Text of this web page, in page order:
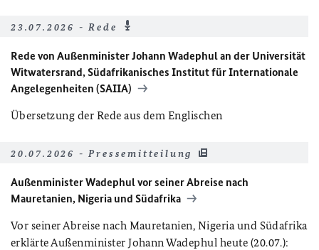
23.07.2026 - Rede
Rede von Außenminister Johann Wadephul an der Universität
Witwatersrand, Südafrikanisches Institut für Internationale
Angelegenheiten (SAIIA)
Übersetzung der Rede aus dem Englischen
20.07.2026 - Pressemitteilung
Außenminister Wadephul vor seiner Abreise nach
Mauretanien, Nigeria und Südafrika
Vor seiner Abreise nach Mauretanien, Nigeria und Südafrika
erklärte Außenminister Johann Wadephul heute (20.07.):